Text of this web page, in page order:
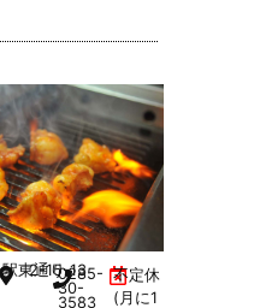
駅東通り
2-15-13
0285-
30-
3583
不定休
(月に1